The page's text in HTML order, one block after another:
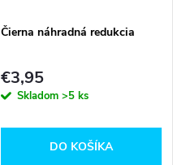
Čierna náhradná redukcia
€3,95
Skladom >5 ks
DO KOŠÍKA